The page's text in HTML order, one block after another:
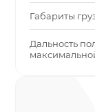
Габариты
Дальность